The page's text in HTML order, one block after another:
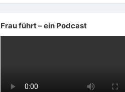
Frau führt – ein Podcast